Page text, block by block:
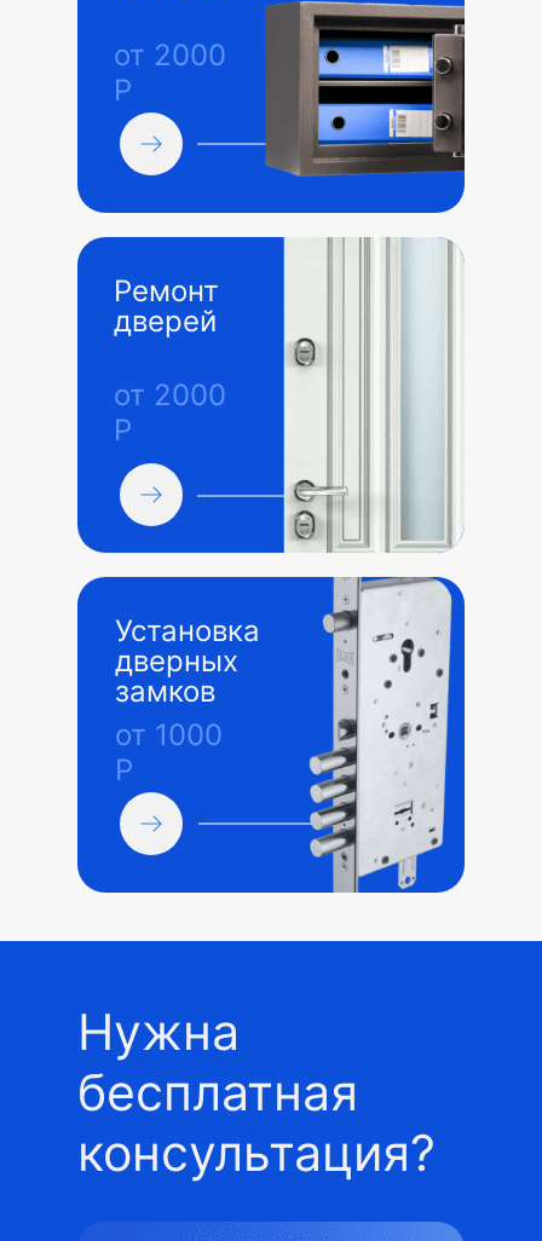
от 2000
Р
Установка
дверных
замков
от 1000
Р
Ремонт
дверей
от 2000
Р
Нужна
бесплатная
консультация?